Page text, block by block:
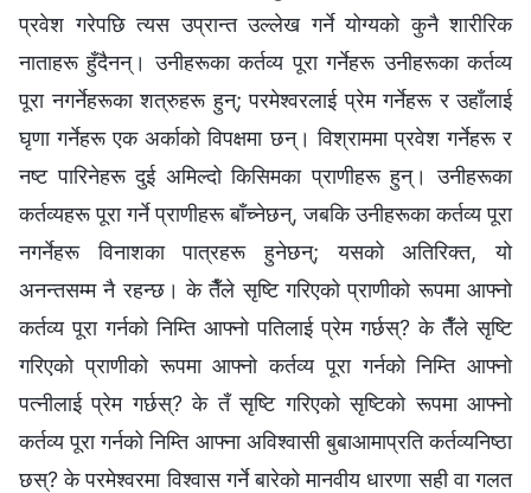
प्रवेश गरेपछि त्यस उप्रान्त उल्लेख गर्ने योग्यको कुनै शारीरिक
नाताहरू हुँदैनन्। उनीहरूका कर्तव्य पूरा गर्नेहरू उनीहरूका कर्तव्य
पूरा नगर्नेहरूका शत्रुहरू हुन्; परमेश्‍वरलाई प्रेम गर्नेहरू र उहाँलाई
घृणा गर्नेहरू एक अर्काको विपक्षमा छन्। विश्राममा प्रवेश गर्नेहरू र
नष्ट पारिनेहरू दुई अमिल्दो किसिमका प्राणीहरू हुन्। उनीहरूका
कर्तव्यहरू पूरा गर्ने प्राणीहरू बाँच्नेछन्, जबकि उनीहरूका कर्तव्य पूरा
नगर्नेहरू विनाशका पात्रहरू हुनेछन्; यसको अतिरिक्त, यो
अनन्तसम्म नै रहन्छ। के तैँले सृष्टि गरिएको प्राणीको रूपमा आफ्नो
कर्तव्य पूरा गर्नको निम्ति आफ्नो पतिलाई प्रेम गर्छस्? के तैँले सृष्टि
गरिएको प्राणीको रूपमा आफ्नो कर्तव्य पूरा गर्नको निम्ति आफ्नो
पत्नीलाई प्रेम गर्छस्? के तँ सृष्टि गरिएको सृष्टिको रूपमा आफ्नो
कर्तव्य पूरा गर्नको निम्ति आफ्ना अविश्‍वासी बुबाआमाप्रति कर्तव्यनिष्ठा
छस्? के परमेश्‍वरमा विश्‍वास गर्ने बारेको मानवीय धारणा सही वा गलत